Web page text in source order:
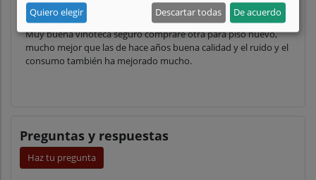
Gran vintoeca para cocina
Muy buena vinoteca seguro compraré otra para piso nuevo,
mucho mejor que las de hace años buena calidad y el ruido y el
consumo también ha mejorado mucho.
Preguntas y respuestas
Haz tu pregunta
Quiero elegir Descartar todas De acuerdo